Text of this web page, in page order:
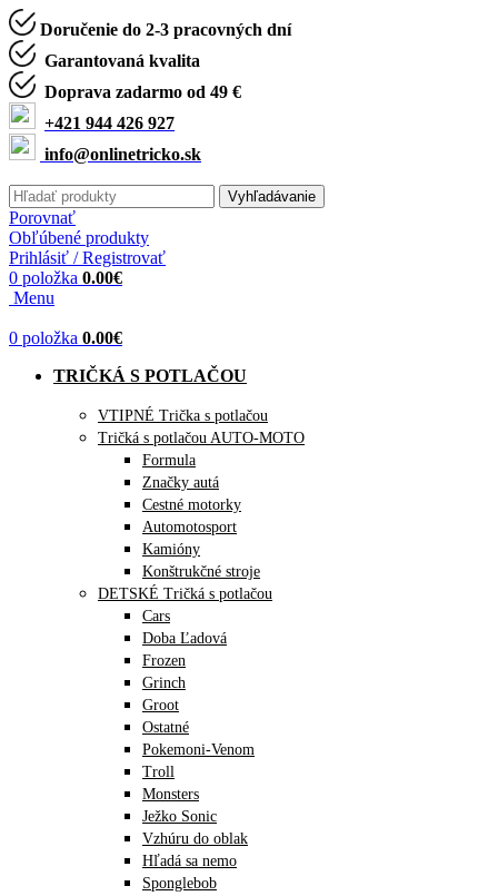
Doručenie do 2-3 pracovných dní
Garantovaná kvalita
Doprava zadarmo od 49 €
+421 944 426 927
info@onlinetricko.sk
Vyhľadávanie
Porovnať
Obľúbené produkty
Prihlásiť / Registrovať
0 položka 0.00€
Menu
0 položka 0.00€
TRIČKÁ S POTLAČOU
VTIPNÉ Trička s potlačou
Tričká s potlačou AUTO-MOTO
Formula
Značky autá
Cestné motorky
Automotosport
Kamióny
Konštrukčné stroje
DETSKÉ Tričká s potlačou
Cars
Doba Ľadová
Frozen
Grinch
Groot
Ostatné
Pokemoni-Venom
Troll
Monsters
Ježko Sonic
Vzhúru do oblak
Hľadá sa nemo
Sponglebob